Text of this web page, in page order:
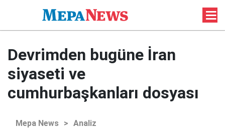
Devrimden bugüne İran
siyaseti ve
cumhurbaşkanları dosyası
Mepa News > Analiz